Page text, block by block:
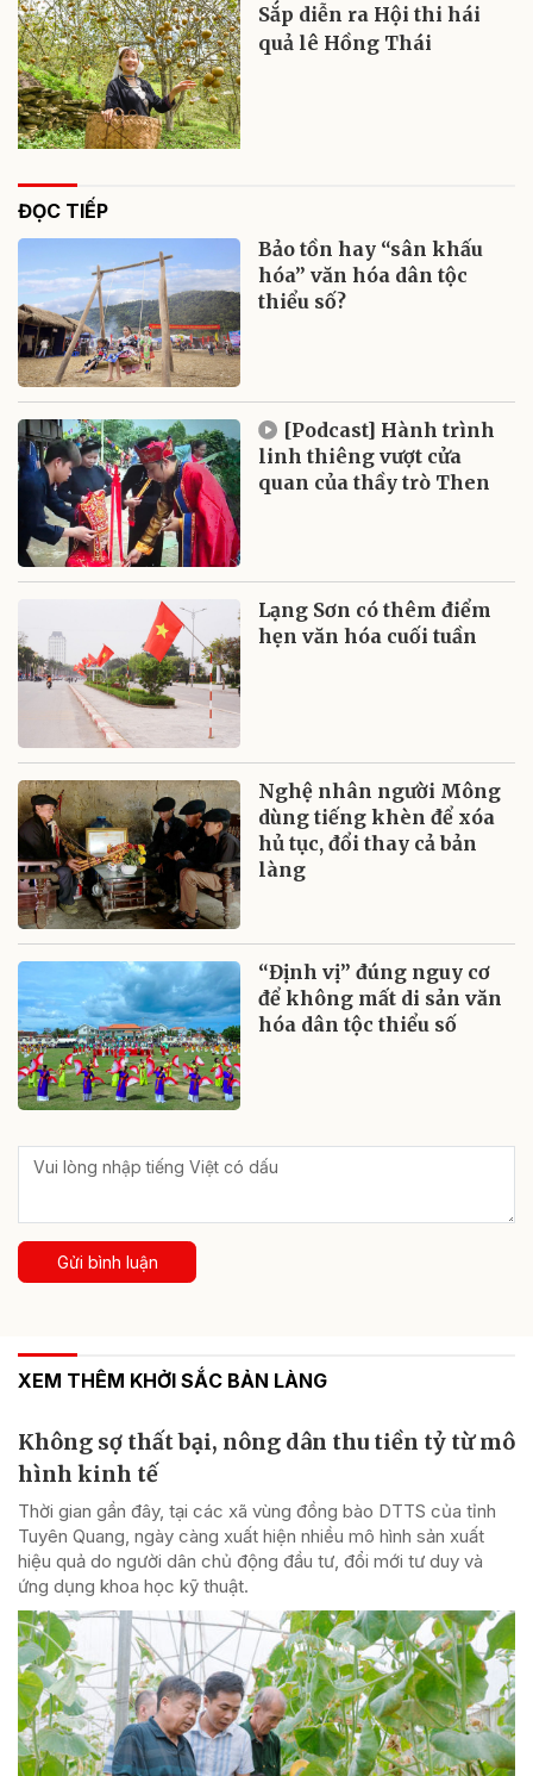
Sắp diễn ra Hội thi hái
quả lê Hồng Thái
ĐỌC TIẾP
Bảo tồn hay “sân khấu
hóa” văn hóa dân tộc
thiểu số?
[Podcast] Hành trình
linh thiêng vượt cửa
quan của thầy trò Then
Lạng Sơn có thêm điểm
hẹn văn hóa cuối tuần
Nghệ nhân người Mông
dùng tiếng khèn để xóa
hủ tục, đổi thay cả bản
làng
“Định vị” đúng nguy cơ
để không mất di sản văn
hóa dân tộc thiểu số
Gửi bình luận
XEM THÊM KHỞI SẮC BẢN LÀNG
Không sợ thất bại, nông dân thu tiền tỷ từ mô
hình kinh tế
Thời gian gần đây, tại các xã vùng đồng bào DTTS của tỉnh
Tuyên Quang, ngày càng xuất hiện nhiều mô hình sản xuất
hiệu quả do người dân chủ động đầu tư, đổi mới tư duy và
ứng dụng khoa học kỹ thuật.